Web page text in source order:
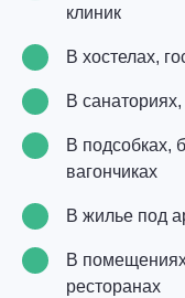
клиник
В хостелах,
В санаториях,
В подсобках,
вагончиках
В жилье под
В
ресторанах